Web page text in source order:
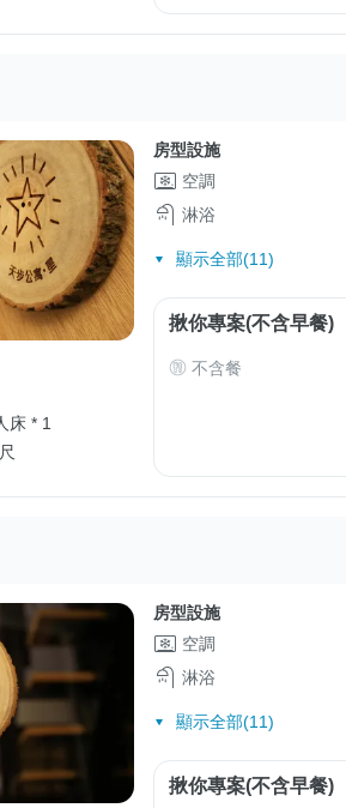
床 * 1
房型設施
空調
淋浴
顯示全部(11)
揪你專案(不含早餐)
不含餐
房型設施
空調
淋浴
顯示全部(11)
揪你專案(不含早餐)